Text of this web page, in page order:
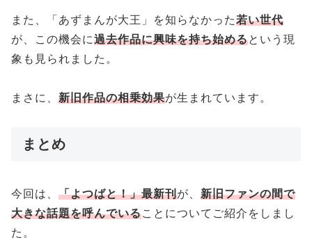
また、「あずまんが大王」を知らなかった若い世代
が、この機会に過去作品に興味を持ち始めるという現
象も見られました。
まさに、 新旧作品の相乗効果が生まれています。
まとめ
今回は、 「よつばと！」最新刊が、 新旧ファンの間で
大きな話題を呼んでいることについてご紹介をしまし
た。